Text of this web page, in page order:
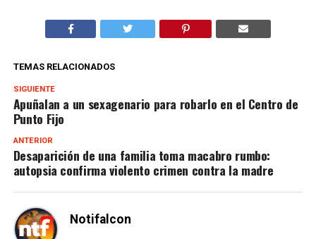
TEMAS RELACIONADOS
SIGUIENTE
Apuñalan a un sexagenario para robarlo en el Centro de
Punto Fijo
ANTERIOR
Desaparición de una familia toma macabro rumbo:
autopsia confirma violento crimen contra la madre
Notifalcon